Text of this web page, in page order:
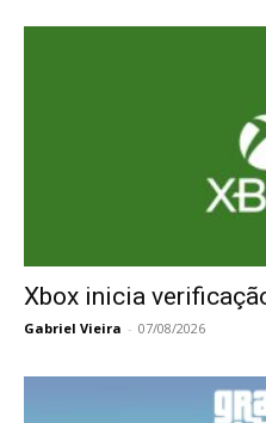
Xbox inicia
Gabriel Vieira - 07/08/2026